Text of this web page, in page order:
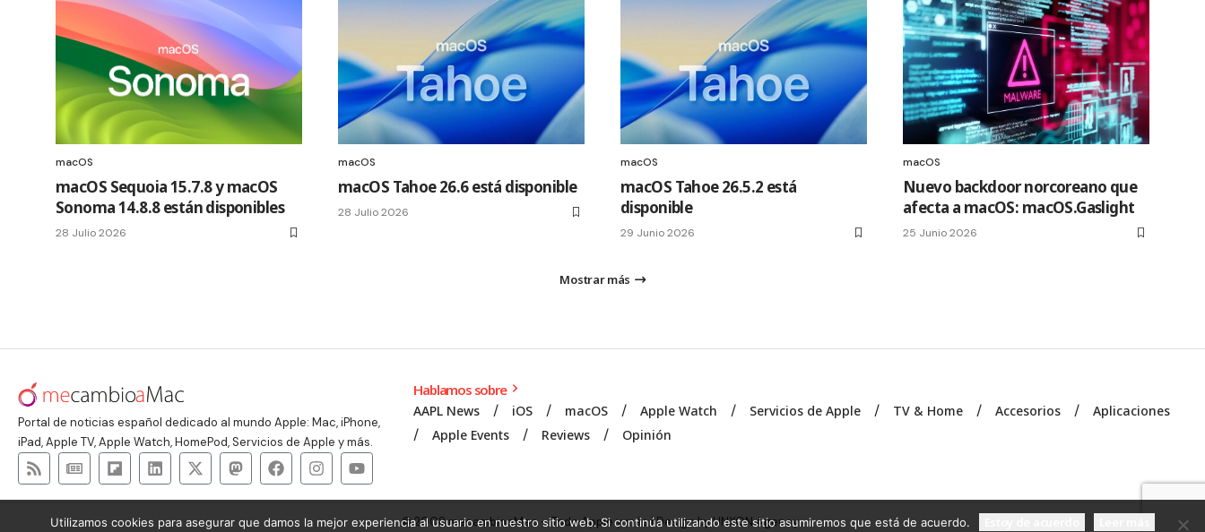
macOS
macOS Sequoia 15.7.8 y macOS
Sonoma 14.8.8 están disponibles
28 Julio 2026
macOS
macOS Tahoe 26.6 está disponible
28 Julio 2026
macOS
macOS Tahoe 26.5.2 está
disponible
29 Junio 2026
macOS
Nuevo backdoor norcoreano que
afecta a macOS: macOS.Gaslight
25 Junio 2026
Mostrar más
Portal de noticias español dedicado al mundo Apple: Mac, iPhone,
iPad, Apple TV, Apple Watch, HomePod, Servicios de Apple y más.
Hablamos sobre
AAPL News iOS macOS Apple Watch Servicios de Apple TV & Home Accesorios
Aplicaciones
Apple Events
Reviews Opinión
© 2008 mecambioaMac – Todo Apple y más | Design byUNXON Agency.
Utilizamos cookies para asegurar que damos la mejor experiencia al usuario en nuestro sitio web. Si continúa utilizando este sitio asumiremos que está de acuerdo.